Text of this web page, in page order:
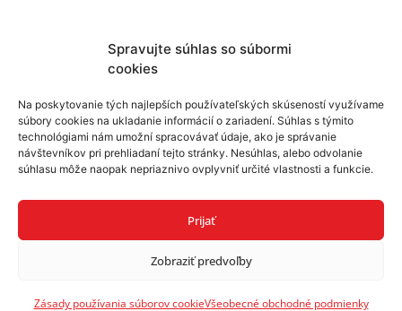
Spravujte súhlas so súbormi
cookies
Na poskytovanie tých najlepších používateľských skúseností využívame
súbory cookies na ukladanie informácií o zariadení. Súhlas s týmito
technológiami nám umožní spracovávať údaje, ako je správanie
návštevníkov pri prehliadaní tejto stránky. Nesúhlas, alebo odvolanie
súhlasu môže naopak nepriaznivo ovplyvniť určité vlastnosti a funkcie.
Prijať
Zobraziť predvoľby
Zásady používania súborov cookieVšeobecné obchodné podmienky
+421 940 999 343
info@reklamask.sk